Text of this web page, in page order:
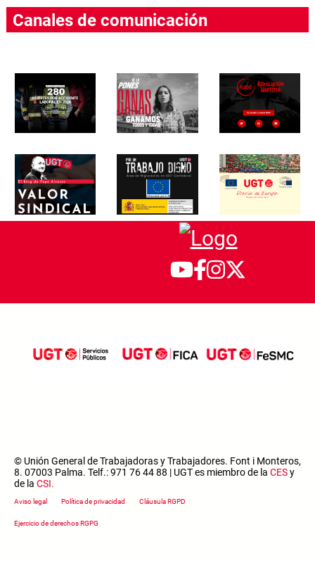
Canales de comunicación
© Unión General de Trabajadoras y Trabajadores. Font i Monteros,
8. 07003 Palma. Telf.: 971 76 44 88 | UGT es miembro de la CESy
de la CSI.
Footer menu
Aviso legal Política de privacidad Cláusula RGPD
Ejercicio de derechos RGPG